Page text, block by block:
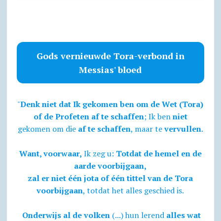
Gods vernieuwde Tora-verbond in
Messias' bloed
"Denk niet dat Ik gekomen ben om de Wet (Tora)
of de Profeten af te schaffen; Ik benniet
gekomen om die af te schaffen, maar tevervullen.
Want, voorwaar, Ik zeg u: Totdat de hemel en de
aarde voorbijgaan,
zal er niet één jota of één tittel van de Tora
voorbijgaan, totdat het alles geschied is.
Onderwijs al de volken(...) hun lerend alles wat